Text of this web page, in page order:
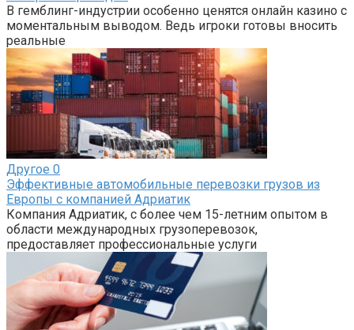
В гемблинг-индустрии особенно ценятся онлайн казино с
моментальным выводом. Ведь игроки готовы вносить
реальные
Другое 0
Эффективные автомобильные перевозки грузов из
Европы с компанией Адриатик
Компания Адриатик, с более чем 15-летним опытом в
области международных грузоперевозок,
предоставляет профессиональные услуги